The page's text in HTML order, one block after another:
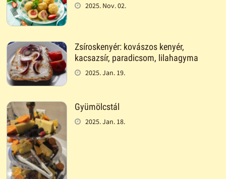
2025. Nov. 02.
Zsíroskenyér: kovászos kenyér,
kacsazsír, paradicsom, lilahagyma
2025. Jan. 19.
Gyümölcstál
2025. Jan. 18.